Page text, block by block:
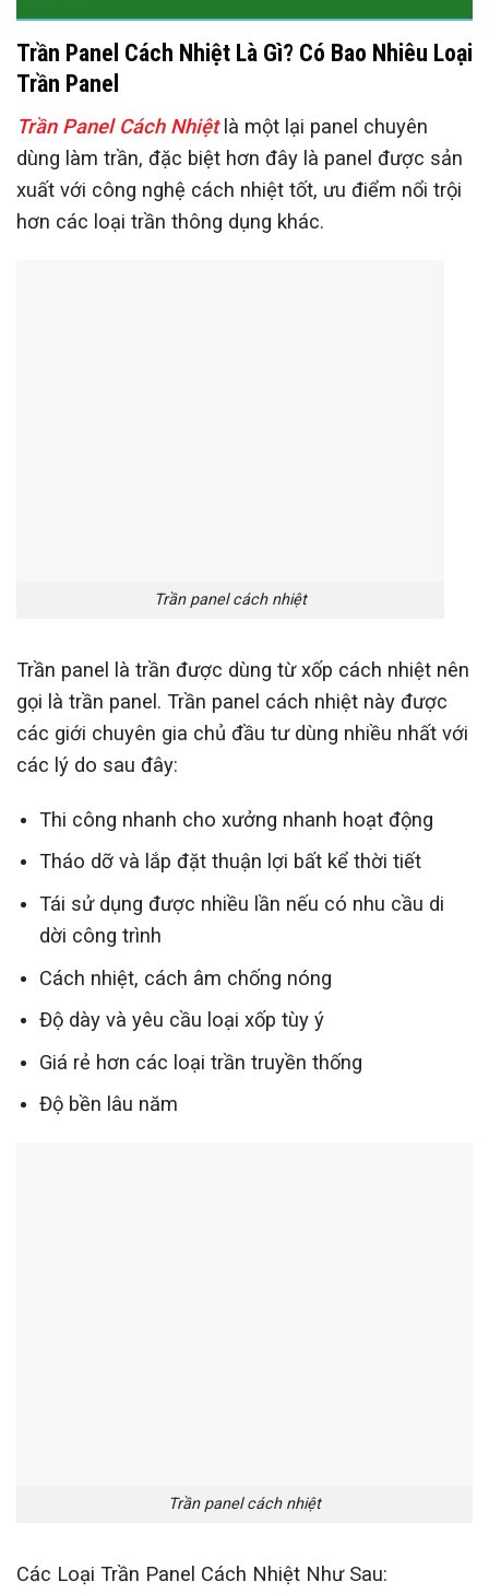
Trần Panel Cách Nhiệt Là Gì? Có Bao Nhiêu Loại
Trần Panel
Trần Panel Cách Nhiệtlà một lại panel chuyên
dùng làm trần, đặc biệt hơn đây là panel được sản
xuất với công nghệ cách nhiệt tốt, ưu điểm nổi trội
hơn các loại trần thông dụng khác.
Trần panel cách nhiệt
Trần panel là trần được dùng từ xốp cách nhiệt nên
gọi là trần panel. Trần panel cách nhiệt này được
các giới chuyên gia chủ đầu tư dùng nhiều nhất với
các lý do sau đây:
Thi công nhanh cho xưởng nhanh hoạt động
Tháo dỡ và lắp đặt thuận lợi bất kể thời tiết
Tái sử dụng được nhiều lần nếu có nhu cầu di
dời công trình
Cách nhiệt, cách âm chống nóng
Độ dày và yêu cầu loại xốp tùy ý
Giá rẻ hơn các loại trần truyền thống
Độ bền lâu năm
Trần panel cách nhiệt
Các Loại Trần Panel Cách Nhiệt Như Sau: